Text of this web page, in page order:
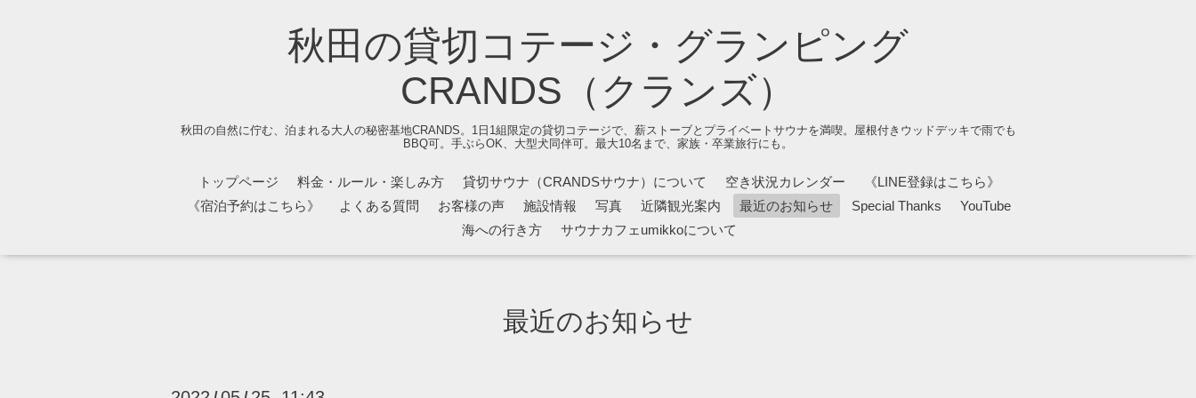
秋田の貸切コテージ・グランピング
CRANDS（クランズ）
秋田の自然に佇む、泊まれる大人の秘密基地CRANDS。1日1組限定の貸切コテージで、薪ストーブとプライベートサウナを満喫。屋根付きウッドデッキで雨でも
BBQ可。手ぶらOK、大型犬同伴可。最大10名まで、家族・卒業旅行にも。
トップページ 料金・ルール・楽しみ方 貸切サウナ（CRANDSサウナ）について 空き状況カレンダー
《LINE登録はこちら》
《宿泊予約はこちら》
よくある質問 お客様の声 施設情報 写真 近隣観光案内 最近のお知らせ Special Thanks
YouTube
海への行き方
サウナカフェumikkoについて
最近のお知らせ